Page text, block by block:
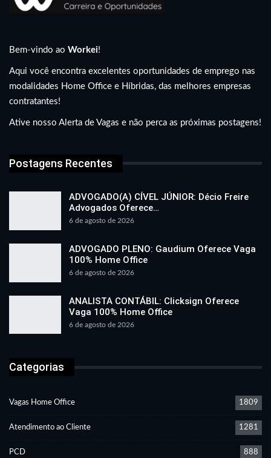
Bem-vindo ao Workei!
Aqui você encontra excelentes oportunidades de emprego nas
modalidades Home Office e Híbridas, das melhores empresas
contratantes!
Ative nosso Alerta de Vagas e não perca as próximas postagens!
Postagens Recentes
ADVOGADO(A) CÍVEL JÚNIOR: Décio Freire
Advogados Oferece…
6 de agosto de 2026
ADVOGADO PLENO: Gaudium Oferece Vaga
100% Home Office
6 de agosto de 2026
ANALISTA CONTÁBIL: Clicksign Oferece
Vaga 100% Home Office
6 de agosto de 2026
Categorias
Vagas Home Office 1809
Atendimento ao Cliente 1281
PCD 888